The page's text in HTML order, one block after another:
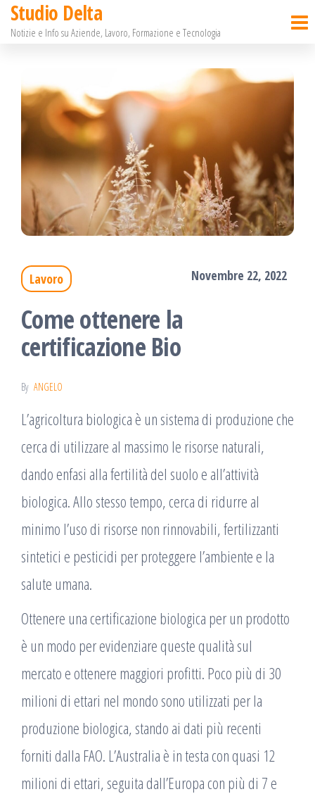
Salta
contenuto
Studio Delta
Notizie e Info su Aziende, Lavoro, Formazione e Tecnologia
Lavoro Novembre 22, 2022
Come ottenere la
certificazione Bio
By ANGELO
L’agricoltura biologica è un sistema di produzione che
cerca di utilizzare al massimo le risorse naturali,
dando enfasi alla fertilità del suolo e all’attività
biologica. Allo stesso tempo, cerca di ridurre al
minimo l’uso di risorse non rinnovabili, fertilizzanti
sintetici e pesticidi per proteggere l’ambiente e la
salute umana.
Ottenere una certificazione biologica per un prodotto
è un modo per evidenziare queste qualità sul
mercato e ottenere maggiori profitti. Poco più di 30
milioni di ettari nel mondo sono utilizzati per la
produzione biologica, stando ai dati più recenti
forniti dalla FAO. L’Australia è in testa con quasi 12
milioni di ettari, seguita dall’Europa con più di 7 e